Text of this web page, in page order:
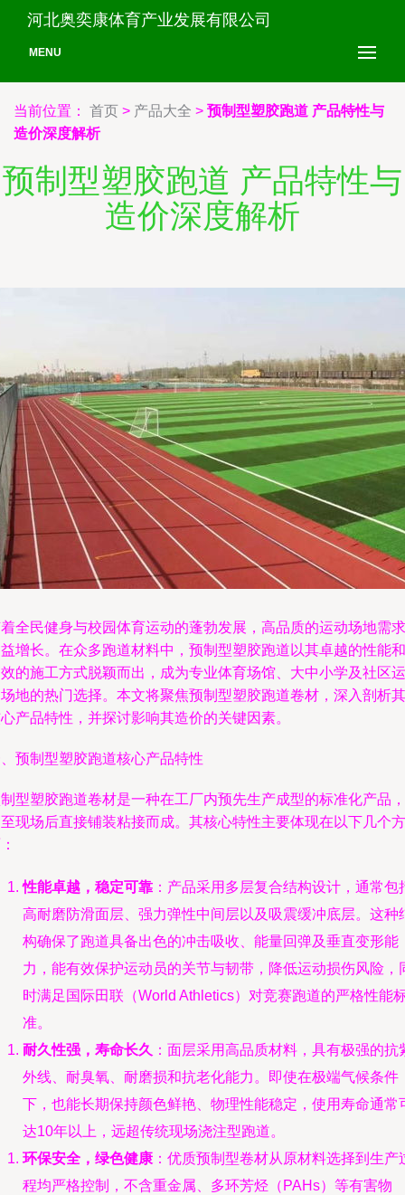
河北奥奕康体育产业发展有限公司
MENU
当前位置： 首页 > 产品大全 > 预制型塑胶跑道 产品特性与
造价深度解析
预制型塑胶跑道 产品特性与
造价深度解析
全民健身与校园体育运动的蓬勃发展，高品质的运动场地需求
增长。在众多跑道材料中，预制型塑胶跑道以其卓越的性能和
的施工方式脱颖而出，成为专业体育场馆、大中小学及社区运
地的热门选择。本文将聚焦预制型塑胶跑道卷材，深入剖析其
产品特性，并探讨影响其造价的关键因素。
预制型塑胶跑道核心产品特性
型塑胶跑道卷材是一种在工厂内预先生产成型的标准化产品，
现场后直接铺装粘接而成。其核心特性主要体现在以下几个方
性能卓越，稳定可靠 ：产品采用多层复合结构设计，通常包
高耐磨防滑面层、强力弹性中间层以及吸震缓冲底层。这种
构确保了跑道具备出色的冲击吸收、能量回弹及垂直变形能
力，能有效保护运动员的关节与韧带，降低运动损伤风险，
时满足国际田联（World Athletics）对竞赛跑道的严格性能
准。
耐久性强，寿命长久 ：面层采用高品质材料，具有极强的抗
外线、耐臭氧、耐磨损和抗老化能力。即使在极端气候条件
下，也能长期保持颜色鲜艳、物理性能稳定，使用寿命通常
达10年以上，远超传统现场浇注型跑道。
环保安全，绿色健康 ：优质预制型卷材从原材料选择到生产
程均严格控制，不含重金属、多环芳烃（PAHs）等有害物